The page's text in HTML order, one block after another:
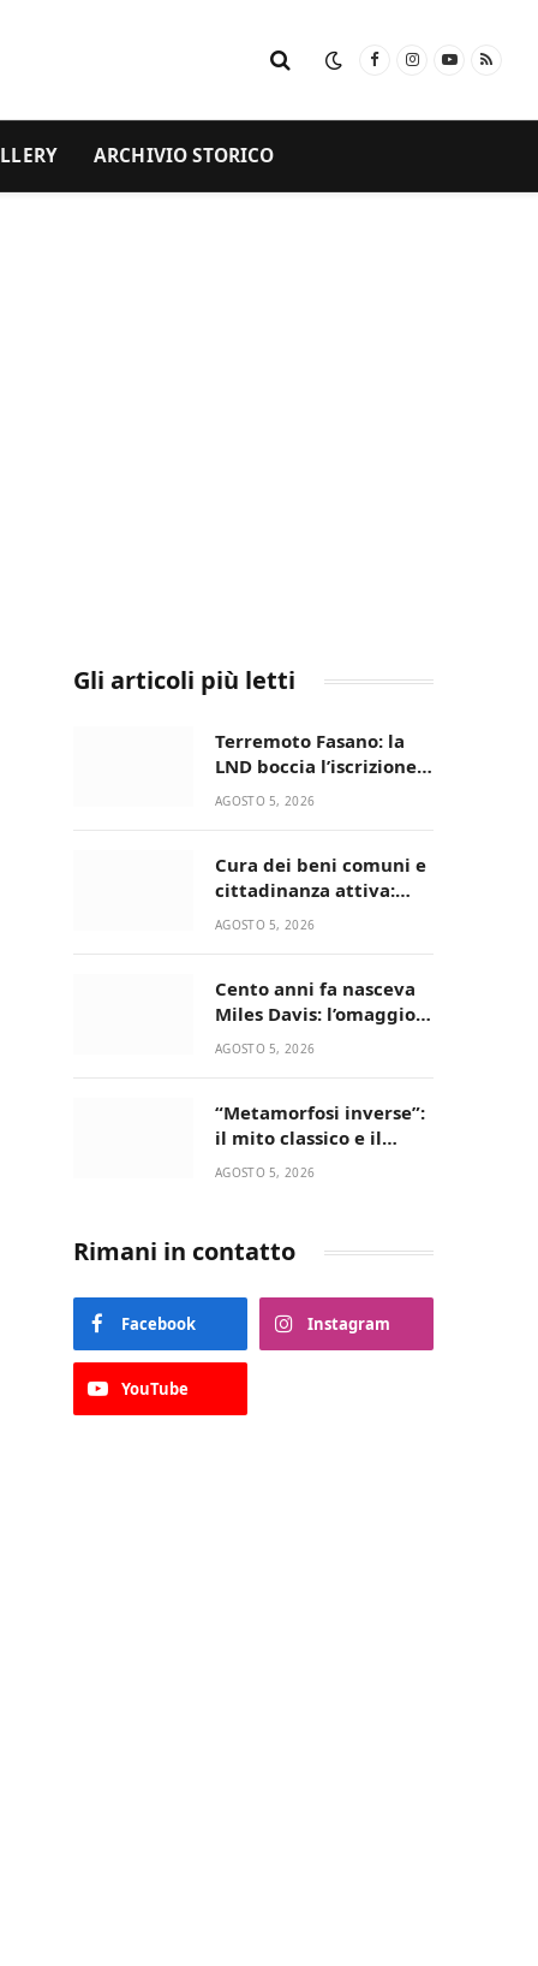
FacebookInstagram
YouTube
RSS
ARCHIVIO STORICO
Gli articoli più letti
Terremoto Fasano: la
LND boccia l’iscrizione,
biancazzurri fuori dalla
AGOSTO 5, 2026
Cura dei beni comuni e
cittadinanza attiva:
online l’avviso per la
AGOSTO 5, 2026
Cento anni fa nasceva
Miles Davis: l’omaggio
di Bari in Jazz al
AGOSTO 5, 2026
“Metamorfosi inverse”:
il mito classico e il
riscatto femminile
AGOSTO 5, 2026
Rimani in contatto
Facebook Instagram
YouTube